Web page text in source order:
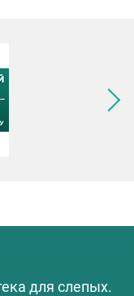
для слепых.